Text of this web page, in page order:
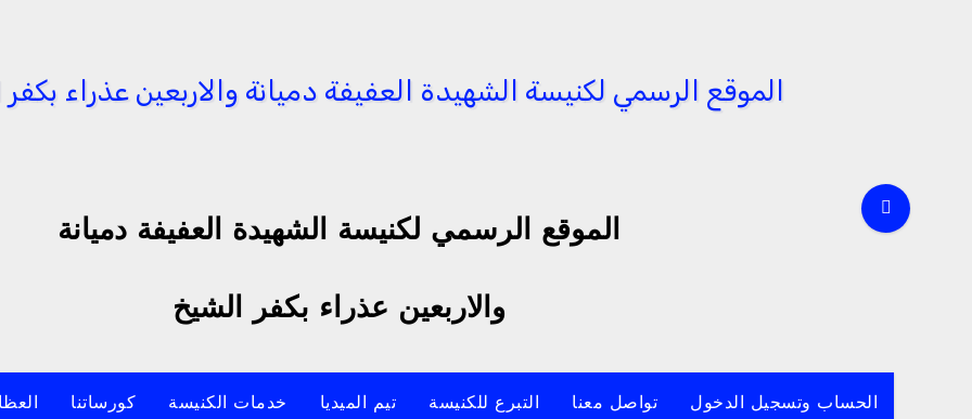
الموقع الرسمي لكنيسة الشهيدة العفيفة دميانة
والاربعين عذراء بكفر الشيخ
كورساتنا خدمات الكنيسة تيم الميديا التبرع للكنيسة تواصل معنا الحساب وتسجيل الدخول